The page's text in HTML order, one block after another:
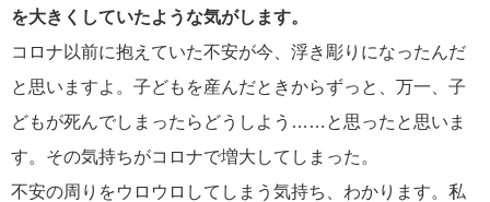
を大きくしていたような気がします。
コロナ以前に抱えていた不安が今、浮き彫りになったんだ
と思いますよ。子どもを産んだときからずっと、万一、子
どもが死んでしまったらどうしよう……と思ったと思いま
す。その気持ちがコロナで増大してしまった。
不安の周りをウロウロしてしまう気持ち、わかります。私